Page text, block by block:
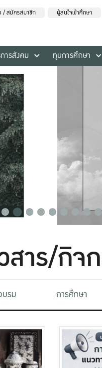
/ สมัครสมาชิก ผู้สนใจเข้าศึกษา
ารสังคม ทุนการศึกษา
สาร/กิจ
รม การศึกษา